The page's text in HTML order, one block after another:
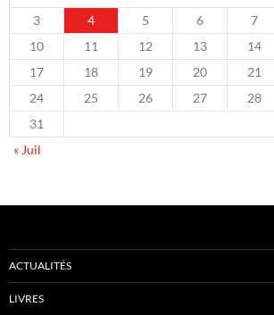
3
4 5 6 7
10
11 12 13 14
17
18 19 20 21
24
25 26 27 28
31
« Juil
ACTUALITÉS
LIVRES